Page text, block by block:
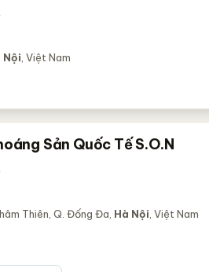
Nội , Việt Nam
Sản Quốc Tế S.O.N
Thiên, Q. Đống Đa, Hà Nội , Việt Nam